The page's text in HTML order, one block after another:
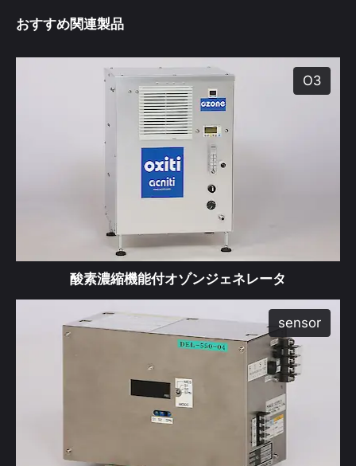
おすすめ関連製品
O3
酸素濃縮機能付オゾンジェネレータ
sensor